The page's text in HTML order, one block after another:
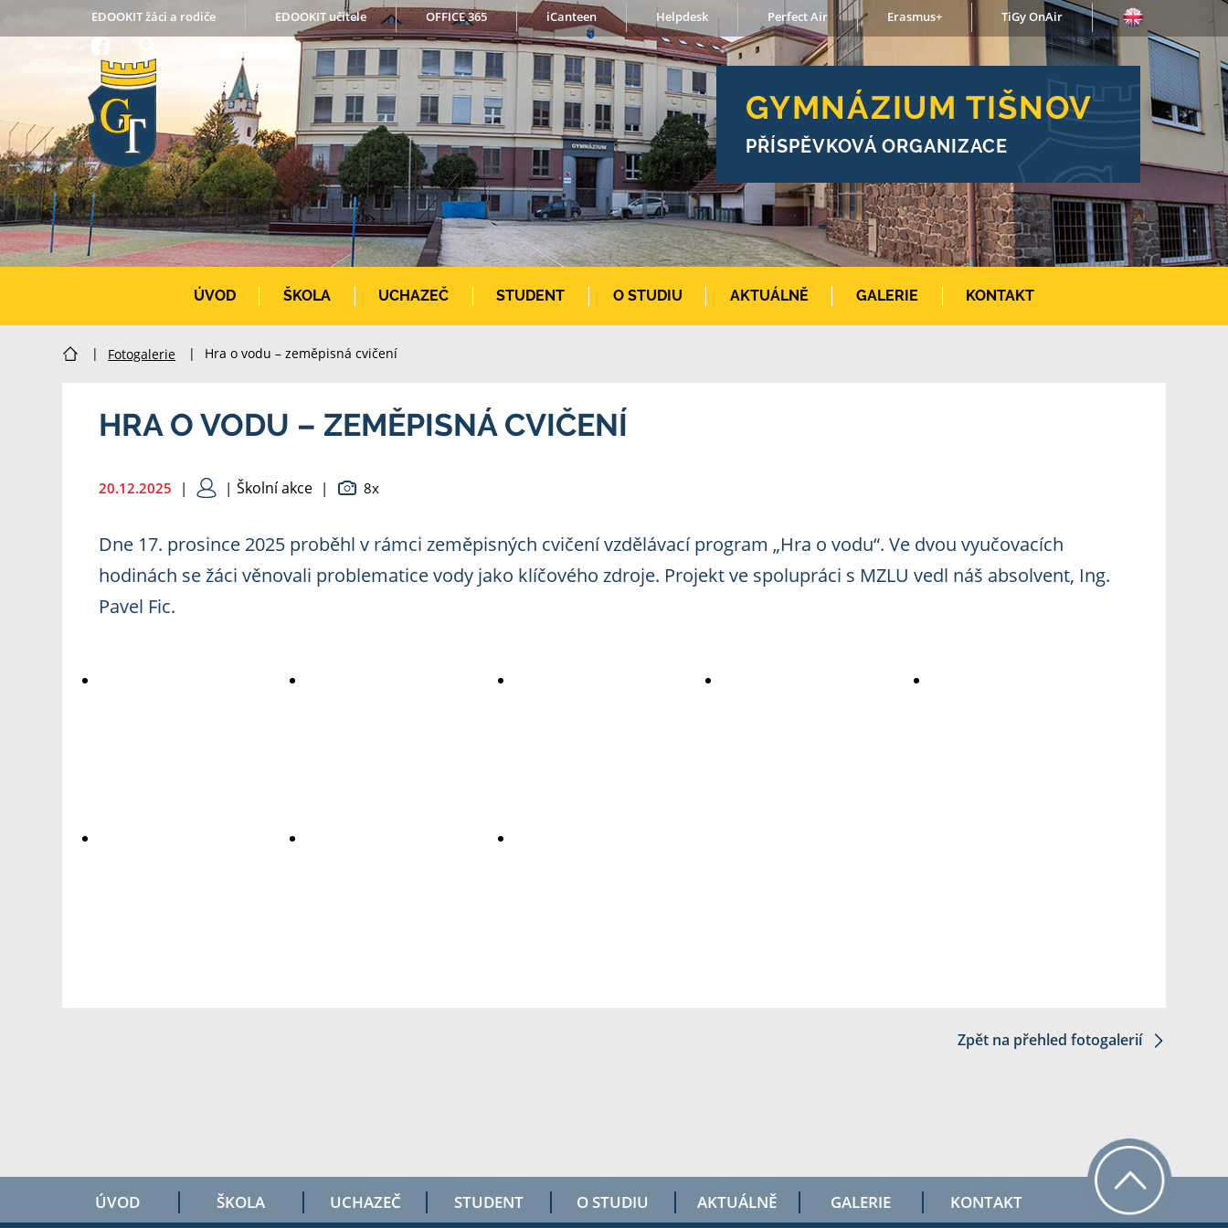
GYMNÁZIUM TIŠNOV
PŘÍSPĚVKOVÁ ORGANIZACE
EDOOKIT žáci a rodiče EDOOKIT učitele OFFICE 365 iCanteen Helpdesk Perfect Air Erasmus+ TiGy OnAir
ÚVOD ŠKOLA UCHAZEČ STUDENT O STUDIU AKTUÁLNĚ GALERIE KONTAKT
| Fotogalerie | Hra o vodu – zeměpisná cvičení
HRA O VODU – ZEMĚPISNÁ CVIČENÍ
20.12.2025 | | Školní akce | 8x
Dne 17. prosince 2025 proběhl v rámci zeměpisných cvičení vzdělávací program „Hra o vodu“. Ve dvou vyučovacích
hodinách se žáci věnovali problematice vody jako klíčového zdroje. Projekt ve spolupráci s MZLU vedl náš absolvent, Ing.
Pavel Fic.
Zpět na přehled fotogalerií
ÚVOD ŠKOLA UCHAZEČ STUDENT O STUDIU AKTUÁLNĚ GALERIE KONTAKT